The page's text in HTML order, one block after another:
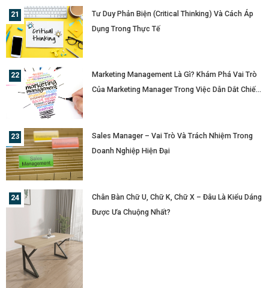
Tư Duy Phản Biện (Critical Thinking) Và Cách Áp
Dụng Trong Thực Tế
Marketing Management Là Gì? Khám Phá Vai Trò
Của Marketing Manager Trong Việc Dẫn Dắt Chiến
Sales Manager – Vai Trò Và Trách Nhiệm Trong
Doanh Nghiệp Hiện Đại
Chân Bàn Chữ U, Chữ K, Chữ X – Đâu Là Kiểu Dáng
Được Ưa Chuộng Nhất?